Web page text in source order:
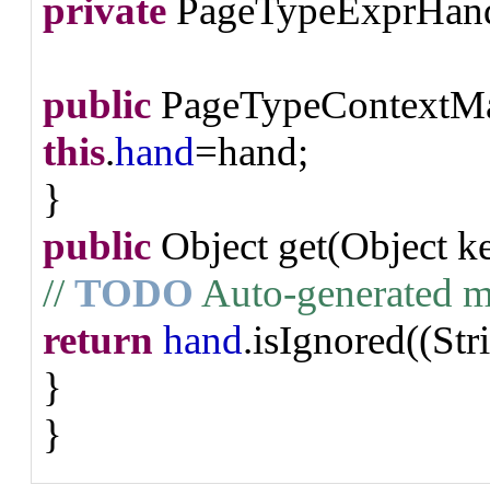
private
public
this.hand=hand;
}
public Object get(Object
// TODO Auto-generated
return hand
}
}